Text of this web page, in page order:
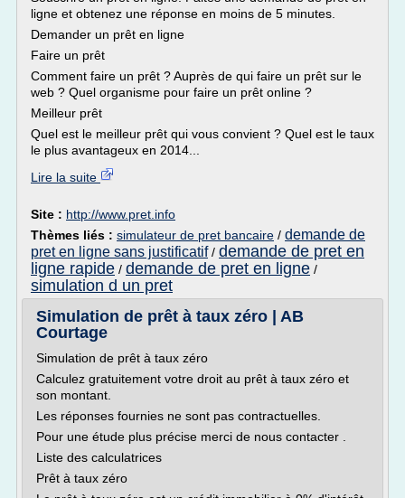
ligne et obtenez une réponse en moins de 5 minutes.
Demander un prêt en ligne
Faire un prêt
Comment faire un prêt ? Auprès de qui faire un prêt sur le
web ? Quel organisme pour faire un prêt online ?
Meilleur prêt
Quel est le meilleur prêt qui vous convient ? Quel est le taux
le plus avantageux en 2014...
Lire la suite
Site : http://www.pret.info
Thèmes liés : simulateur de pret bancaire / demande de
pret en ligne sans justificatif/ demande de pret en
ligne rapide / demande de pret en ligne /
simulation d un pret
Simulation de prêt à taux zéro | AB
Courtage
Simulation de prêt à taux zéro
Calculez gratuitement votre droit au prêt à taux zéro et
son montant.
Les réponses fournies ne sont pas contractuelles.
Pour une étude plus précise merci de nous contacter .
Liste des calculatrices
Prêt à taux zéro